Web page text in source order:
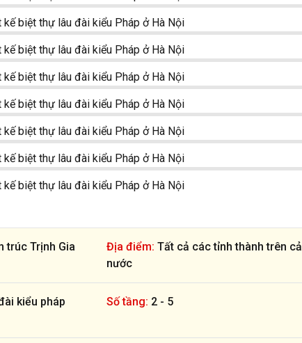
trúc Trịnh Gia Địa điểm: Tất cả các tỉnh thành trên cả
nước
kiểu pháp
Số tầng: 2 - 5